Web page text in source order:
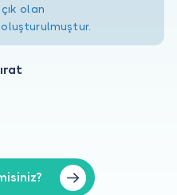
olan